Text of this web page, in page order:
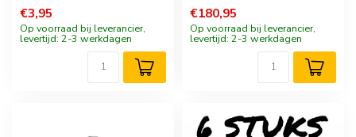
€3,95
Op voorraad bij leverancier,
levertijd: 2-3 werkdagen
€180,95
Op voorraad bij leverancier,
levertijd: 2-3 werkdagen